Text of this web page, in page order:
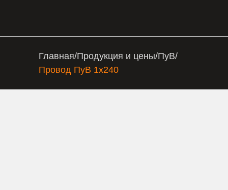
Главная/Продукция и цены/ПуВ/
Провод ПуВ 1х240